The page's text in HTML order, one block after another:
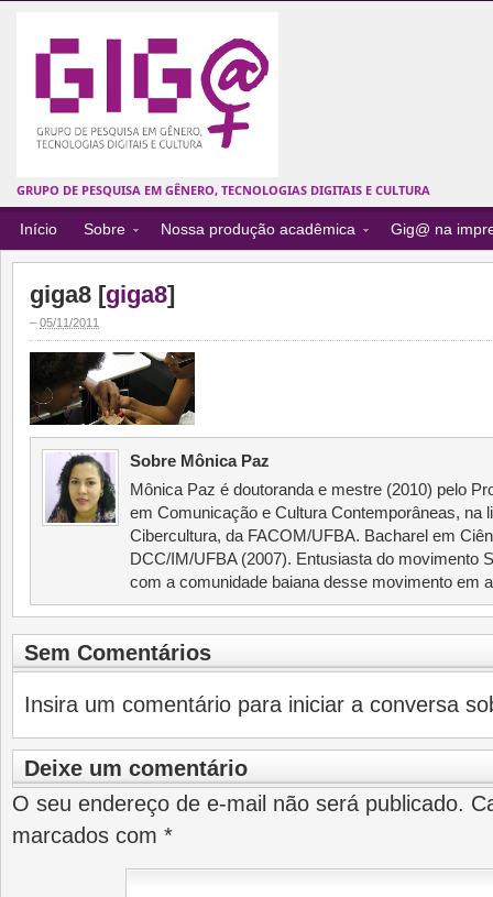
GRUPO DE PESQUISA EM GÊNERO, TECNOLOGIAS DIGITAIS E CULTURA
Início Sobre Nossa produção acadêmica Gig@ na
giga8 [giga8]
– 05/11/2011
Sobre Mônica Paz
Mônica Paz é doutoranda e mestre (2010) pelo
em Comunicação e Cultura Contemporâneas, na
Cibercultura, da FACOM/UFBA. Bacharel em
DCC/IM/UFBA (2007). Entusiasta do movimento
com a comunidade baiana desse movimento em
Sem Comentários
Insira um comentário para iniciar a conversa
Deixe um comentário
O seu endereço de e-mail não será publicado.
marcados com *